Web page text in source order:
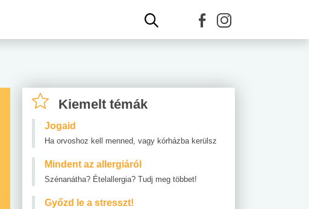
Kiemelt témák
Jogaid
Ha orvoshoz kell menned, vagy kórházba kerülsz
Mindent az allergiáról
Szénanátha? Ételallergia? Tudj meg többet!
Győzd le a stresszt!